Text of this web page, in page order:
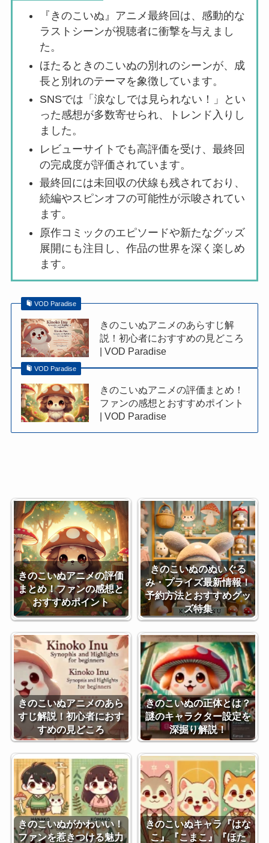
『きのこいぬ』アニメ最終回は、感動的な
ラストシーンが視聴者に衝撃を与えまし
た。
ほたるときのこいぬの別れのシーンが、成
長と別れのテーマを象徴しています。
SNSでは「涙なしでは見られない！」とい
った感想が多数寄せられ、トレンド入りし
ました。
レビューサイトでも高評価を受け、最終回
の完成度が評価されています。
最終回には未回収の伏線も残されており、
続編やスピンオフの可能性が示唆されてい
ます。
原作コミックのエピソードや新たなグッズ
展開にも注目し、作品の世界を深く楽しめ
ます。
VOD Paradise
きのこいぬアニメのあらすじ解
説！初心者におすすめの見どころ
| VOD Paradise
VOD Paradise
きのこいぬアニメの評価まとめ！
ファンの感想とおすすめポイント
| VOD Paradise
きのこいぬアニメの評価
まとめ！ファンの感想と
おすすめポイント
きのこいぬのぬいぐる
み・プライズ最新情報！
予約方法とおすすめグッ
ズ特集
きのこいぬアニメのあら
すじ解説！初心者におす
すめの見どころ
きのこいぬの正体とは？
謎のキャラクター設定を
深掘り解説！
きのこいぬがかわいい！
ファンを惹きつける魅力
きのこいぬキャラ『はな
こ』『こまこ』『ほた